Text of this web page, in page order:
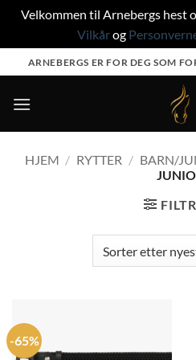
Velkommen til Arnebergs hest
Vilkårog
to
content
ARNEBERGS ER FOR DEG SOM
HJEM / RYTTER / BARN/
-65%